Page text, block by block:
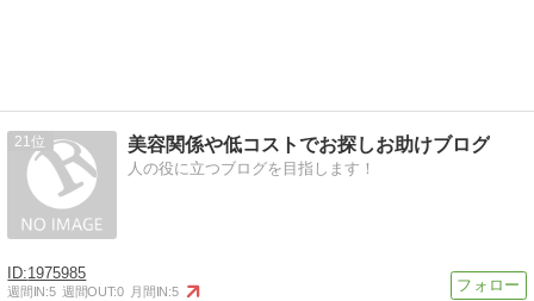
21 美容関係や低コストでお探しお助けブログ
人の役に立つブログを目指します！
1975985
週間IN:5 週間OUT:0 月間IN:5